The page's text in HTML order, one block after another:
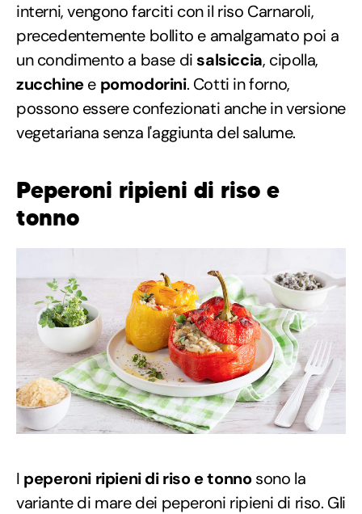
interni, vengono farciti con il riso Carnaroli,
precedentemente bollito e amalgamato poi a
un condimento a base di salsiccia, cipolla,
zucchinee pomodorini. Cotti in forno,
possono essere confezionati anche in versione
vegetariana senza l'aggiunta del salume.
Peperoni ripieni di riso e
tonno
I peperoni ripieni di riso e tonnosono la
variante di mare dei peperoni ripieni di riso. Gli